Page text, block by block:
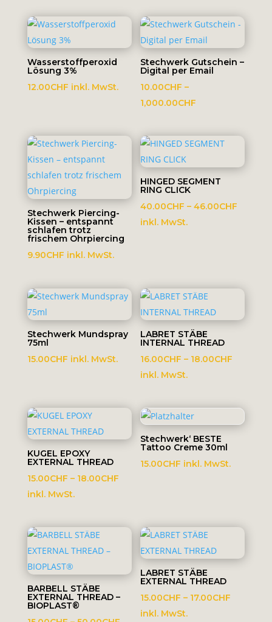
bis
1,000.00CHF
Wasserstoffperoxid
Lösung 3%
12.00CHF inkl. MwSt.
Stechwerk Gutschein –
Digital per Email
10.00CHF –
1,000.00CHF
bis
1,000.00CHF
Stechwerk Piercing-
Kissen – entspannt
schlafen trotz
frischem Ohrpiercing
9.90CHF inkl. MwSt.
HINGED SEGMENT
RING CLICK
40.00CHF –46.00CHF
inkl. MwSt.
Stechwerk Mundspray
75ml
15.00CHF inkl. MwSt.
LABRET STÄBE
INTERNAL THREAD
16.00CHF – 18.00CHF
inkl. MwSt.
KUGEL EPOXY
EXTERNAL THREAD
15.00CHF – 18.00CHFPreisspanne:
18.00CHF
inkl. MwSt.
Stechwerk‘ BESTE
Tattoo Creme 30ml
15.00CHF inkl. MwSt.
BARBELL STÄBE
EXTERNAL THREAD –
BIOPLAST®
LABRET STÄBE
EXTERNAL THREAD
15.00CHF – 17.00CHF
inkl. MwSt.